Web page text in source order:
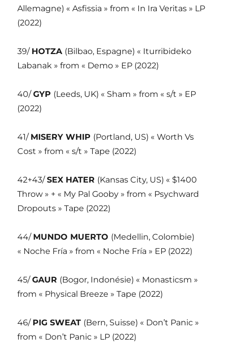
Allemagne) « Asfissia » from « In Ira Veritas » LP
(2022)
39/ HOTZA (Bilbao, Espagne) « Iturribideko
Labanak » from « Demo » EP (2022)
40/GYP (Leeds, UK) « Sham » from « s/t » EP
(2022)
41/ MISERY WHIP (Portland, US) « Worth Vs
Cost » from « s/t » Tape (2022)
42+43/SEX HATER (Kansas City, US) « $1400
Throw » + « My Pal Gooby » from « Psychward
Dropouts » Tape (2022)
44/ MUNDO MUERTO (Medellin, Colombie)
« Noche Fría » from « Noche Fría » EP (2022)
45/GAUR (Bogor, Indonésie) « Monasticsm »
from « Physical Breeze » Tape (2022)
46/ PIG SWEAT (Bern, Suisse) « Don’t Panic »
from « Don’t Panic » LP (2022)